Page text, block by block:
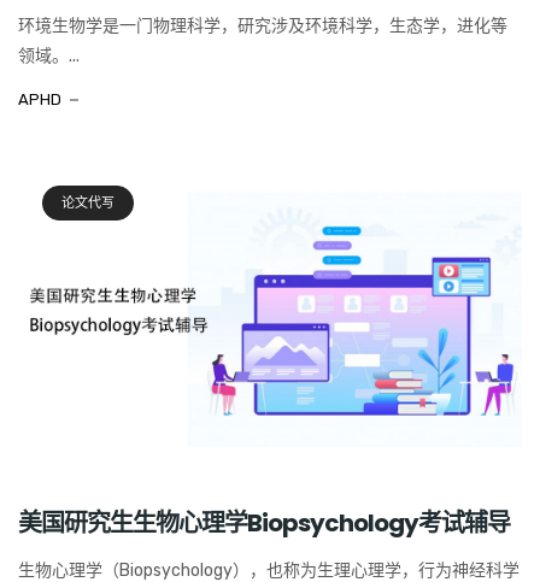
环境生物学是一门物理科学，研究涉及环境科学，生态学，进化等
领域。...
APHD
论文代写
美国研究生生物心理学Biopsychology考试辅导
生物心理学（Biopsychology），也称为生理心理学，行为神经科学